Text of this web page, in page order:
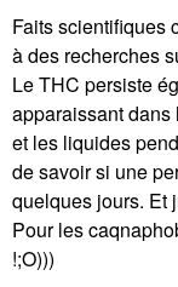
Faits scientifiques
à des recherches
Le THC persiste
apparaissant dans
et les liquides
de savoir si une
quelques jours. Et
Pour les
!;O)))